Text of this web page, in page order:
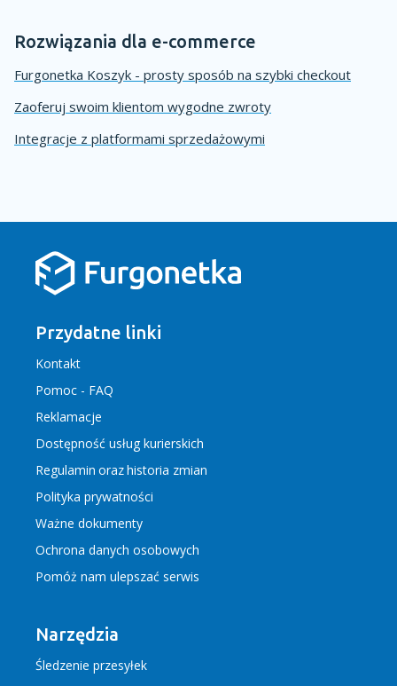
Rozwiązania dla e-commerce
Furgonetka Koszyk - prosty sposób na szybki checkout
Zaoferuj swoim klientom wygodne zwroty
Integracje z platformami sprzedażowymi
Przydatne linki
Kontakt
Pomoc - FAQ
Reklamacje
Dostępność usług kurierskich
Regulamin orazhistoria zmian
Polityka prywatności
Ważne dokumenty
Ochrona danych osobowych
Pomóż nam ulepszać serwis
Narzędzia
Śledzenie przesyłek